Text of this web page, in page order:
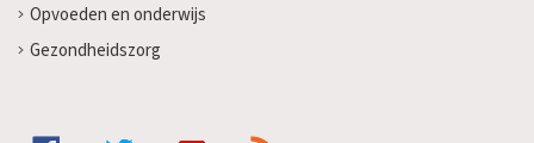
Opvoeden en onderwijs
Gezondheidszorg